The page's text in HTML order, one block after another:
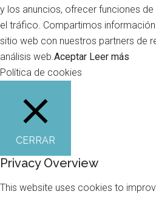
y los anuncios, ofrecer funciones
el tráfico. Compartimos
sitio web con nuestros partners de
análisis web.Aceptar Leer más
Política de cookies
CERRAR
Privacy Overview
This website uses cookies to